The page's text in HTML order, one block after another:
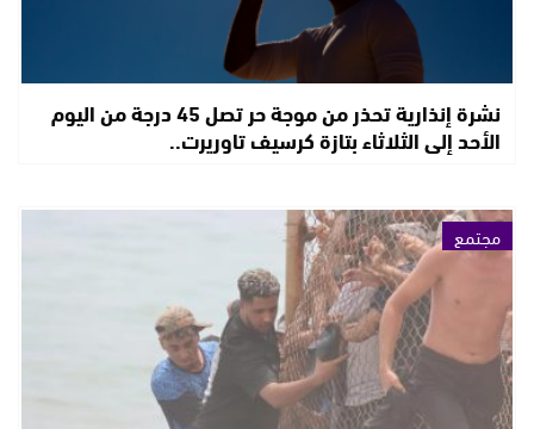
نشرة إنذارية تحذر من موجة حر تصل 45 درجة من اليوم
الأحد إلى الثلاثاء بتازة كرسيف تاوريرت..
مجتمع